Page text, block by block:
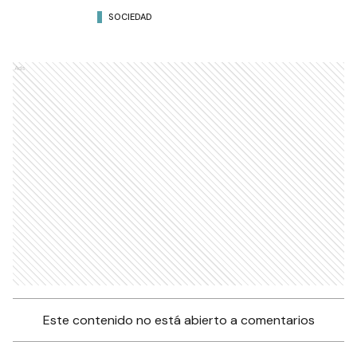
SOCIEDAD
Ads
Este contenido no está abierto a comentarios